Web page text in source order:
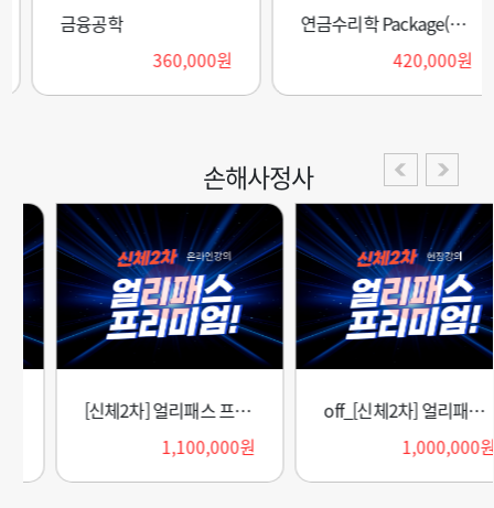
금융공학
360,000원
연금수리학 Package(2026)
420,000원
손해사정사
[신체2차] 얼리패스 프리미엄 패키지(2027)
1,100,000원
off_[신체2차] 얼리패스 프리미엄 패키지(2027)
1,000,000원